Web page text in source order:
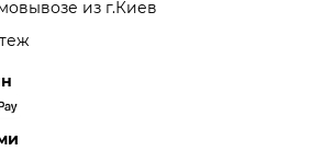
из г.Киев